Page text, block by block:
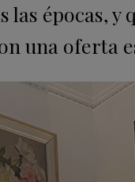
las épocas,
una oferta